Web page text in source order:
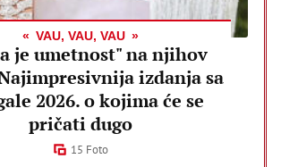
VAU, VAU, VAU
je umetnost" na njihov
izdanja sa
2026. o kojima će se
pričati dugo
15 Foto